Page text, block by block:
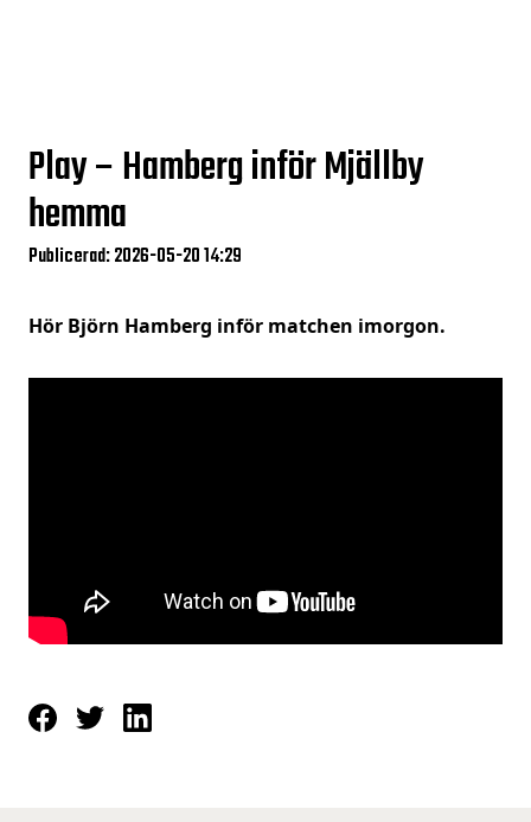
Play – Hamberg inför Mjällby
hemma
Publicerad: 2026-05-20 14:29
Hör Björn Hamberg inför matchen imorgon.